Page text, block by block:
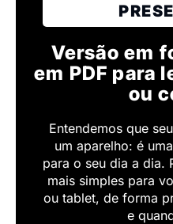
Versão em
em PDF para
ou
Entendemos que
um aparelho: é
para o seu dia a dia.
mais simples para
ou tablet, de forma
e